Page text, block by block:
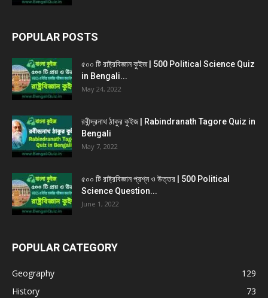
POPULAR POSTS
৫০০ টি রাষ্ট্রবিজ্ঞান কুইজ | 500 Political Science Quiz
in Bengali...
May 24, 2022
রবীন্দ্রনাথ ঠাকুর কুইজ | Rabindranath Tagore Quiz in
Bengali
May 7, 2022
৫০০ টি রাষ্ট্রবিজ্ঞান প্রশ্ন ও উত্তর | 500 Political
Science Question...
June 1, 2022
POPULAR CATEGORY
Geography
129
History
73